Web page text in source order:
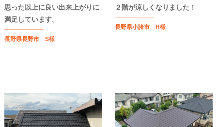
思った以上に良い出来上がりに
満足しています。
長野県長野市 S様
２階が涼しくなりました！
長野県小諸市 H様